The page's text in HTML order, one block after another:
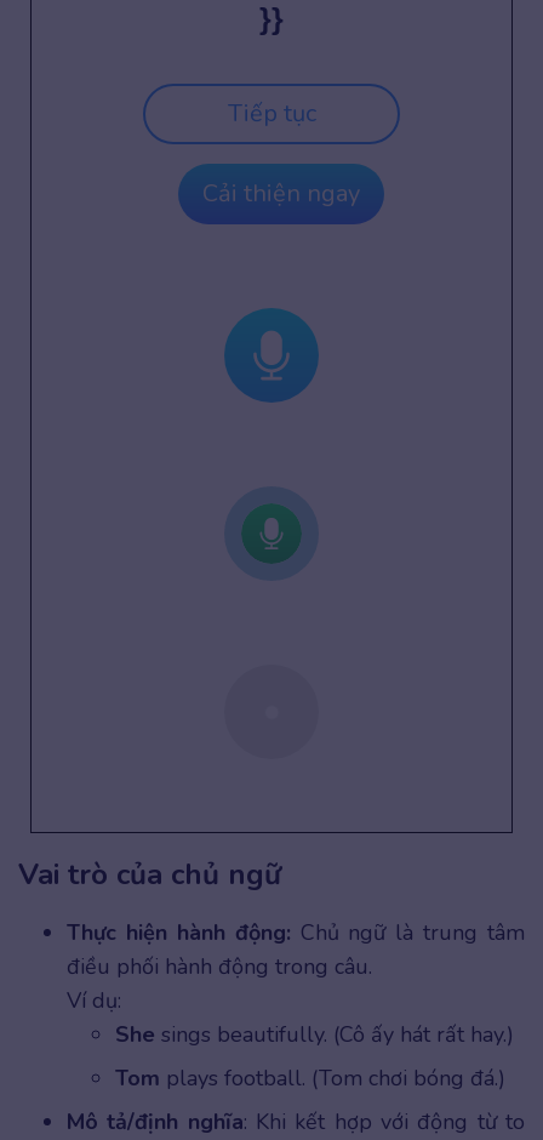
}}
Tiếp tục
Cải thiện ngay
Vai trò của chủ ngữ
Thực hiện hành động: Chủ ngữ là trung tâm
điều phối hành động trong câu.
Ví dụ:
She sings beautifully. (Cô ấy hát rất hay.)
Tom plays football. (Tom chơi bóng đá.)
Mô tả/định nghĩa: Khi kết hợp với động từ to